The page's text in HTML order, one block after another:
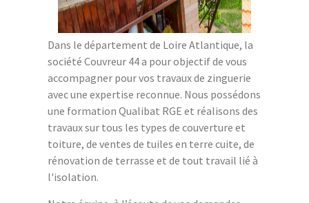
Dans le département de Loire Atlantique, la
société Couvreur 44 a pour objectif de vous
accompagner pour vos travaux de zinguerie
avec une expertise reconnue. Nous possédons
une formation Qualibat RGE et réalisons des
travaux sur tous les types de couverture et
toiture, de ventes de tuiles en terre cuite, de
rénovation de terrasse et de tout travail lié à
l'isolation.